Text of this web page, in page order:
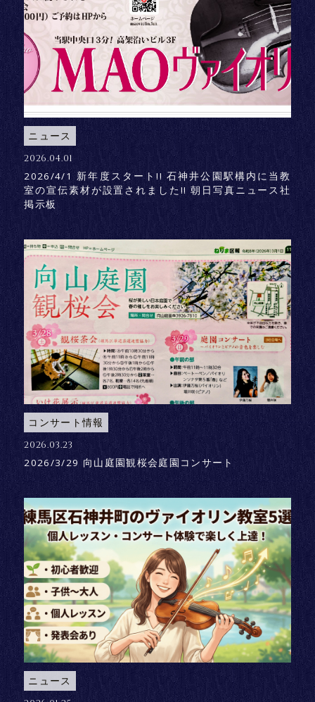
ニュース
2026.04.01
2026/4/1 新年度スタート!! 石神井公園駅構内に当教
室の宣伝素材が設置されました!! 朝日写真ニュース社
掲示板
コンサート情報
2026.03.23
2026/3/29 向山庭園観桜会庭園コンサート
ニュース